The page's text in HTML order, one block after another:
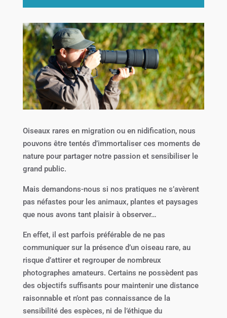
Oiseaux rares en migration ou en nidification, nous
pouvons être tentés d’immortaliser ces moments de
nature pour partager notre passion et sensibiliser le
grand public.
Mais demandons-nous si nos pratiques ne s’avèrent
pas néfastes pour les animaux, plantes et paysages
que nous avons tant plaisir à observer…
En effet, il est parfois préférable de ne pas
communiquer sur la présence d’un oiseau rare, au
risque d’attirer et regrouper de nombreux
photographes amateurs. Certains ne possèdent pas
des objectifs suffisants pour maintenir une distance
raisonnable et n’ont pas connaissance de la
sensibilité des espèces, ni de l’éthique du